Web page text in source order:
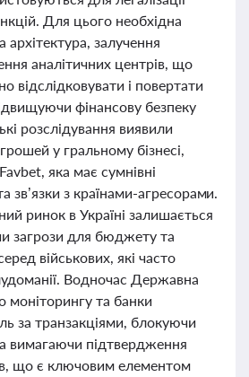
Для цього необхідна
залучення
аналітичних центрів, що
відслідковувати і повертати
фінансову безпеку
розслідування виявили
у гральному бізнесі,
яка має сумнівні
зв’язки з країнами-агресорами.
ринок в Україні залишається
загрози для бюджету та
військових, які часто
Водночас Державна
моніторингу та банки
за транзакціями, блокуючи
вимагаючи підтвердження
що є ключовим елементом